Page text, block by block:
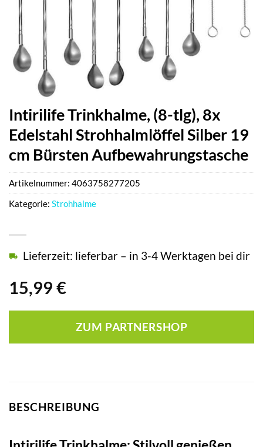
Intirilife Trinkhalme, (8-tlg), 8x
Edelstahl Strohhalmlöffel Silber 19
cm Bürsten Aufbewahrungstasche
15,99 €
Lieferzeit: lieferbar – in 3-4 Werktagen bei dir
ZUM PARTNERSHOP
Artikelnummer: 4063758277205
Kategorie: Strohhalme
BESCHREIBUNG